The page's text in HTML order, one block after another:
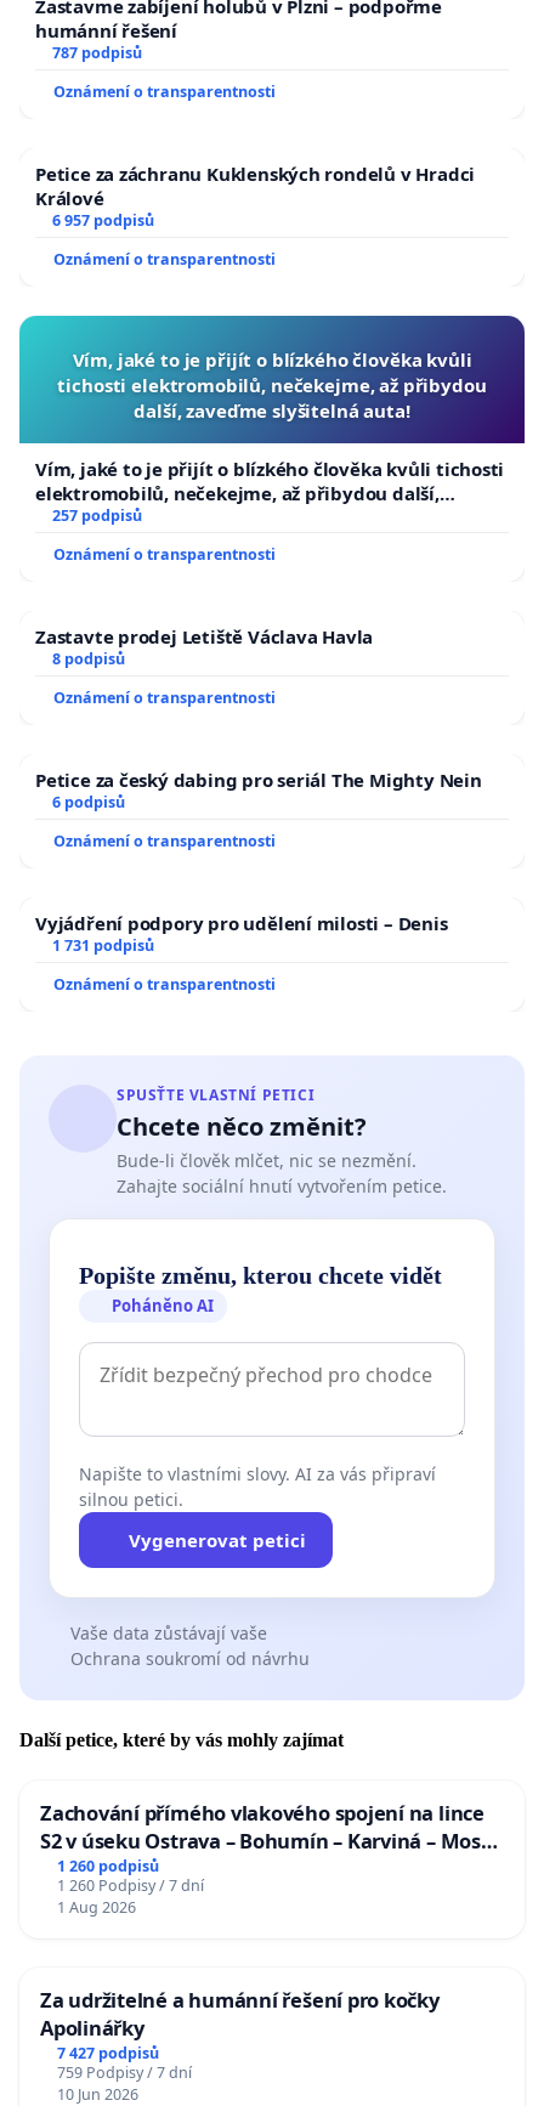
Zastavme zabíjení holubů v Plzni – podpořme
humánní řešení
787 podpisů
Oznámení o transparentnosti
Petice za záchranu Kuklenských rondelů v Hradci
Králové
6 957 podpisů
Oznámení o transparentnosti
Vím, jaké to je přijít o blízkého člověka kvůli
tichosti elektromobilů, nečekejme, až přibydou
další, zaveďme slyšitelná auta!
Vím, jaké to je přijít o blízkého člověka kvůli tichosti
elektromobilů, nečekejme, až přibydou další,
zaveďme slyšitelná auta!
257 podpisů
Oznámení o transparentnosti
Zastavte prodej Letiště Václava Havla
8 podpisů
Oznámení o transparentnosti
Petice za český dabing pro seriál The Mighty Nein
6 podpisů
Oznámení o transparentnosti
Vyjádření podpory pro udělení milosti – Denis
1 731 podpisů
Oznámení o transparentnosti
SPUSŤTE VLASTNÍ PETICI
Chcete něco změnit?
Bude-li člověk mlčet, nic se nezmění.
Zahajte sociální hnutí vytvořením petice.
Popište změnu, kterou chcete vidět
Poháněno AI
Napište to vlastními slovy. AI za vás připraví
silnou petici.
Vygenerovat petici
Vaše data zůstávají vaše
Ochrana soukromí od návrhu
Další petice, které by vás mohly zajímat
Zachování přímého vlakového spojení na lince
S2 v úseku Ostrava – Bohumín – Karviná – Mosty
u Jablunkova
1 260 podpisů
1 260 Podpisy / 7 dní
1 Aug 2026
Za udržitelné a humánní řešení pro kočky
Apolinářky
7 427 podpisů
759 Podpisy / 7 dní
10 Jun 2026